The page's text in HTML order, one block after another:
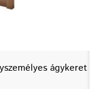
ágykeret